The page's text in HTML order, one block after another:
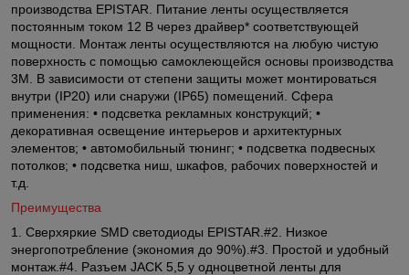
производства EPISTAR. Питание ленты осуществляется
постоянным током 12 В через драйвер* соответствующей
мощности. Монтаж ленты осуществляются на любую чистую
поверхность с помощью самоклеющейся основы производства
3М. В зависимости от степени защиты может монтироваться
внутри (IP20) или снаружи (IP65) помещений. Сфера
применения: • подсветка рекламных конструкций; •
декоративная освещение интерьеров и архитектурных
элементов; • автомобильный тюнинг; • подсветка подвесных
потолков; • подсветка ниш, шкафов, рабочих поверхностей и
т.д.
Преимущества
1. Сверхяркие SMD светодиоды EPISTAR.#2. Низкое
энергопотребление (экономия до 90%).#3. Простой и удобный
монтаж.#4. Разъем JACK 5,5 у одноцветной ленты для